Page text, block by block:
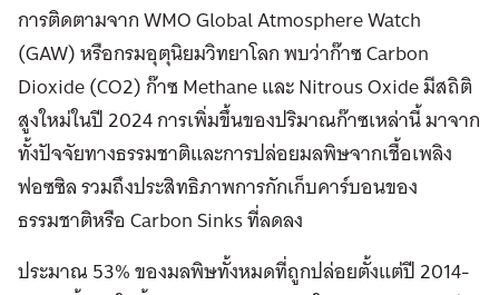
การติดตามจาก WMO Global Atmosphere Watch
(GAW) หรือกรมอุตุนิยมวิทยาโลก พบว่าก๊าซ Carbon
Dioxide (CO2) ก๊าซ Methane และ Nitrous Oxide มีสถิติ
สูงใหม่ในปี 2024 การเพิ่มขึ้นของปริมาณก๊าซเหล่านี้ มาจาก
ทั้งปัจจัยทางธรรมชาติและการปล่อยมลพิษจากเชื้อเพลิง
ฟอซซิล รวมถึงประสิทธิภาพการกักเก็บคาร์บอนของ
ธรรมชาติหรือ Carbon Sinks ที่ลดลง
ประมาณ 53% ของมลพิษทั้งหมดที่ถูกปล่อยตั้งแต่ปี 2014-